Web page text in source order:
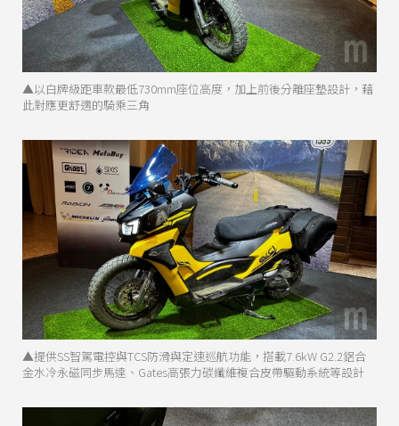
▲以白牌級距車款最低730mm座位高度，加上前後分離座墊設計，藉
此對應更舒適的騎乘三角
▲提供SS智駕電控與TCS防滑與定速巡航功能，搭載7.6kW G2.2鋁合
金水冷永磁同步馬達、Gates高張力碳纖維複合皮帶驅動系統等設計